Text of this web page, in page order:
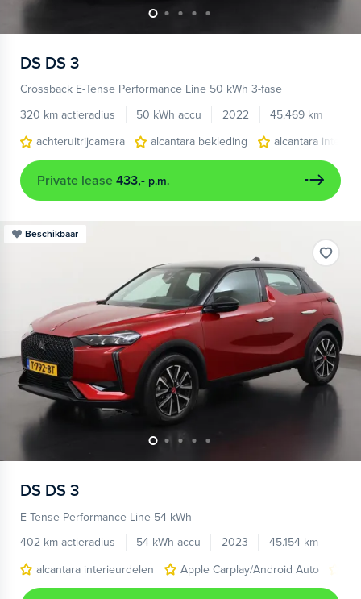
DS DS 3
Crossback E-Tense Performance Line 50 kWh 3-fase
320 km actieradius
50 kWh accu 2022
45.469 km
achteruitrijcamera
alcantara bekleding alcantara
Private lease 433,- p.m.
Beschikbaar
DS DS 3
E-Tense Performance Line 54 kWh
402 km actieradius
54 kWh accu 2023
45.154 km
alcantara interieurdelen
Apple Carplay/Android Auto